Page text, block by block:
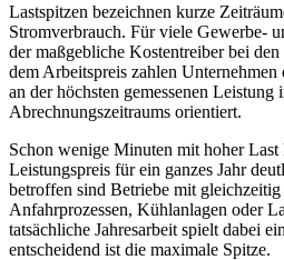
Lastspitzen bezeichnen kurze
Stromverbrauch. Für viele Gewerbe-
der maßgebliche Kostentreiber bei
dem Arbeitspreis zahlen
an der höchsten gemessenen Leistung
Abrechnungszeitraums orientiert.
Schon wenige Minuten mit hoher Last
Leistungspreis für ein ganzes Jahr
betroffen sind Betriebe mit
Anfahrprozessen, Kühlanlagen oder
tatsächliche Jahresarbeit spielt dabei
entscheidend ist die maximale Spitze.